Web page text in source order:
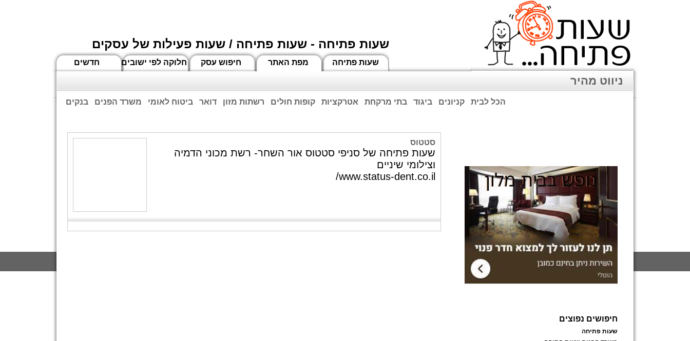
שעות פתיחה - שעות פתיחה / שעות פעילות של עסקים
חדשים חלוקה לפי ישובים חיפוש עסק מפת האתר שעות פתיחה
ניווט מהיר
בנקים משרד הפנים ביטוח לאומי דואר רשתות מזון קופות חולים אטרקציות בתי מרקחת ביגוד קניונים הכל לבית
סטטוס
שעות פתיחה של סניפי סטטוס אור השחר- רשת מכוני הדמיה
וצילומי שיניים
www.status-dent.co.il/
חיפושים נפוצים
שעות פתיחה